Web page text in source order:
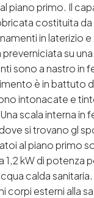
piano primo. Il
costituita da
in laterizio
su
sono a nastro in
è in battuto
intonacate e
scala interna in
si trovano gl
al piano primo
kW di potenza
calda
corpi esterni alla